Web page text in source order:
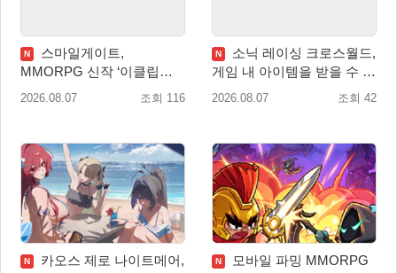
N
스마일게이트,
MMORPG 신작 ‘이클립스:
더 어웨이크닝’ 9월 10일 론
2026.08.07 조회 116
N
소닉 레이싱 크로스월드,
게임 내 아이템을 받을 수 있
는 ‘레전드 대회 라운드 7’ 개
2026.08.07 조회 42
N
카오스 제로 나이트메어,
N
모바일 파밍 MMORPG